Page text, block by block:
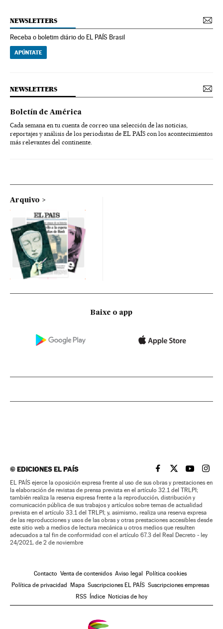
NEWSLETTERS
Receba o boletim diário do EL PAÍS Brasil
APÚNTATE
NEWSLETTERS
Boletín de América
Cada semana en tu cuenta de correo una selección de las noticias,
reportajes y análisis de los periodistas de EL PAÍS con los acontecimientos
más relevantes del continente.
Arquivo
Baixe o app
©EDICIONES EL PAÍS EL PAÍS BRASIL EN
EL PAÍSEL PAÍS
EL
EL PAÍS ejerce la oposición expresa frente al uso de sus obras y prestaciones en
la elaboración de revistas de prensa prevista en el artículo 32.1 del TRLPI;
también realiza la reserva expresa frente a la reproducción, distribución y
comunicación pública de sus trabajos y artículos sobre temas de actualidad
prevista en el artículo 33.1 del TRLPI; y, asimismo, realiza una reserva expresa
de las reproducciones y usos de las obras y otras prestaciones accesibles desde
este sitio web a medios de lectura mecánica u otros medios que resulten
adecuados a tal fin de conformidad con el artículo 67.3 del Real Decreto - ley
24/2021, de 2 de noviembre
Contacto Venta de contenidos Aviso legal
Política cookies
Política de privacidad
Mapa Suscripciones EL PAÍS Suscripciones empresas
RSS
Índice Noticias de hoy